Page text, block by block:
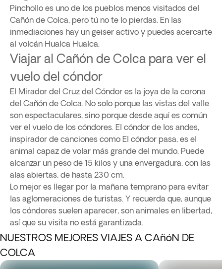
Pinchollo es uno de los pueblos menos visitados del
Cañón de Colca, pero tú no te lo pierdas. En las
inmediaciones hay un geiser activo y puedes acercarte
al volcán Hualca Hualca.
Viajar al Cañón de Colca para ver el
vuelo del cóndor
El Mirador del Cruz del Cóndor es la joya de la corona
del Cañón de Colca. No solo porque las vistas del valle
son espectaculares, sino porque desde aquí es común
ver el vuelo de los cóndores. El cóndor de los andes,
inspirador de canciones como El cóndor pasa, es el
animal capaz de volar más grande del mundo. Puede
alcanzar un peso de 15 kilos y una envergadura, con las
alas abiertas, de hasta 230 cm.
Lo mejor es llegar por la mañana temprano para evitar
las aglomeraciones de turistas. Y recuerda que, aunque
los cóndores suelen aparecer, son animales en libertad,
así que su visita no está garantizada.
NUESTROS MEJORES VIAJES A CAñóN DE
COLCA